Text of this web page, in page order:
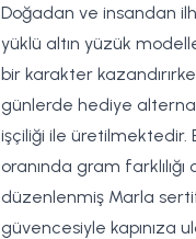
Doğadan ve insandan
yüklü altın yüzük
bir karakter
günlerde hediye
işçiliği ile üretilmektedir.
oranında gram
düzenlenmiş Marla
güvencesiyle kapınıza